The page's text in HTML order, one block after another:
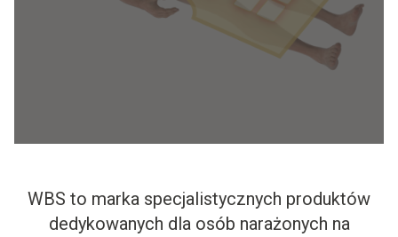
WBS to marka specjalistycznych produktów
dedykowanych dla osób narażonych na